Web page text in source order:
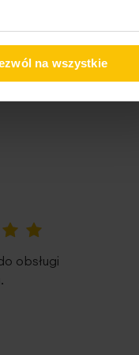
na wszystkie
obsługi